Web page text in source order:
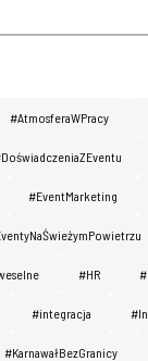
#AtmosferaWPracy
#EventMarketing
#HR
#integracja
#KarnawałBezGranicy